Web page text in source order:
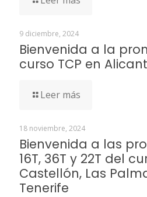
9 diciembre, 2024
Bienvenida a la
curso TCP en
Leer más
18 noviembre, 2024
Bienvenida a las
16T, 36T y 22T del
Castellón, Las
Tenerife